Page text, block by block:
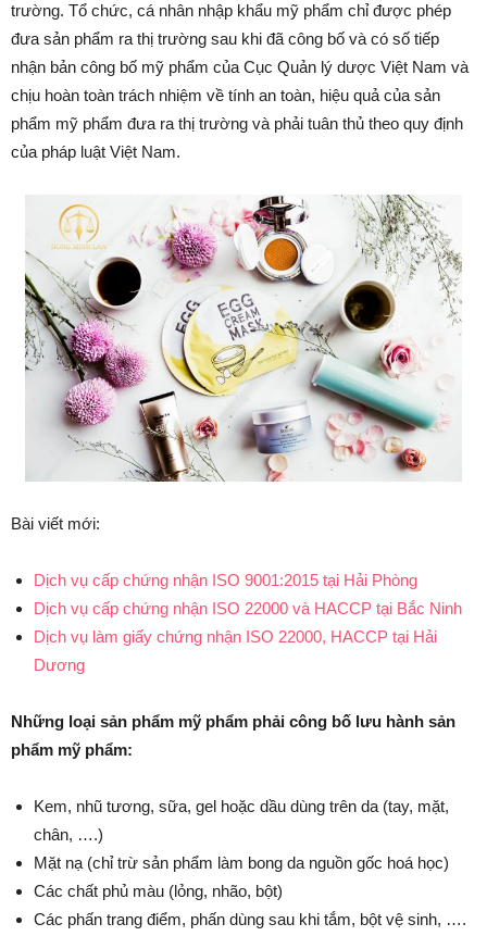
trường. Tổ chức, cá nhân nhập khẩu mỹ phẩm chỉ được phép
đưa sản phẩm ra thị trường sau khi đã công bố và có số tiếp
nhận bản công bố mỹ phẩm của Cục Quản lý dược Việt Nam và
chịu hoàn toàn trách nhiệm về tính an toàn, hiệu quả của sản
phẩm mỹ phẩm đưa ra thị trường và phải tuân thủ theo quy định
của pháp luật Việt Nam.
Bài viết mới:
Dịch vụ cấp chứng nhận ISO 9001:2015 tại Hải Phòng
Dịch vụ cấp chứng nhận ISO 22000 và HACCP tại Bắc Ninh
Dịch vụ làm giấy chứng nhận ISO 22000, HACCP tại Hải
Dương
Những loại sản phẩm mỹ phẩm phải công bố lưu hành sản
phẩm mỹ phẩm:
Kem, nhũ tương, sữa, gel hoặc dầu dùng trên da (tay, mặt,
chân, ….)
Mặt nạ (chỉ trừ sản phẩm làm bong da nguồn gốc hoá học)
Các chất phủ màu (lỏng, nhão, bột)
Các phấn trang điểm, phấn dùng sau khi tắm, bột vệ sinh, ….